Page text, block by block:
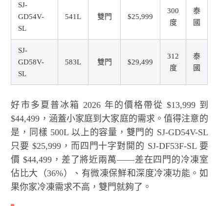
SJ-
GD54V-
SL
541L 雙門 $25,999
300
度
泰
國
SJ-
GD58V-
SL
583L 雙門 $29,499
312
度
泰
國
好市多夏普冰箱 2026 年的價格帶從 $13,999 到
$44,499，涵蓋小家庭到大家庭的需求。值得注意的
是，同樣 500L 以上的容量，雙門的 SJ-GD54V-SL
只要 $25,999，而四門十字對開的 SJ-DF53F-SL 要
價 $44,499，差了將近兩萬——差在四門的冷凍室
佔比大（36%）、有微凍保鮮和深度冷凍功能。如
果你家冷凍需求不高，雙門就夠了。